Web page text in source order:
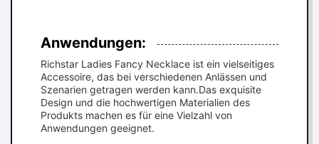
Anwendungen:
Richstar Ladies Fancy Necklace ist ein vielseitiges
Accessoire, das bei verschiedenen Anlässen und
Szenarien getragen werden kann.Das exquisite
Design und die hochwertigen Materialien des
Produkts machen es für eine Vielzahl von
Anwendungen geeignet.